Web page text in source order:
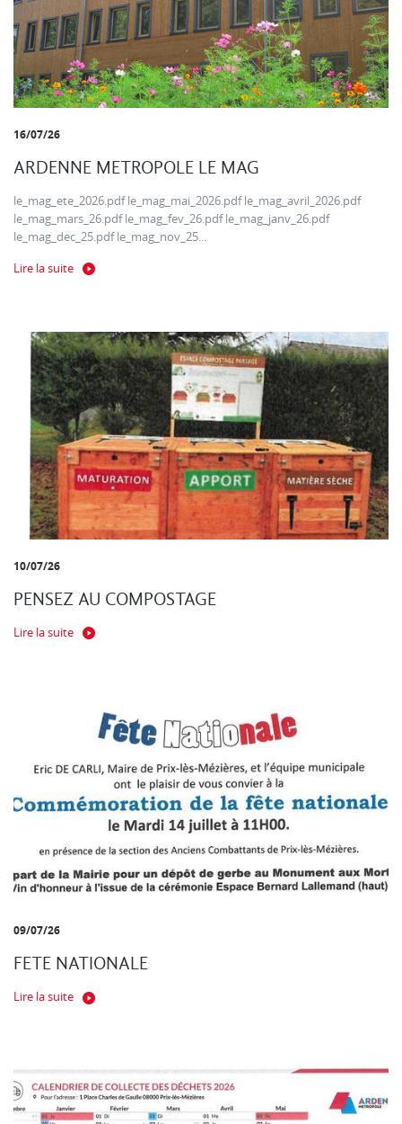
16/07/26
ARDENNE METROPOLE LE MAG
le_mag_ete_2026.pdf le_mag_mai_2026.pdf le_mag_avril_2026.pdf
le_mag_mars_26.pdf le_mag_fev_26.pdf le_mag_janv_26.pdf
le_mag_dec_25.pdf le_mag_nov_25...
Lire la suite
10/07/26
PENSEZ AU COMPOSTAGE
Lire la suite
09/07/26
FETE NATIONALE
Lire la suite